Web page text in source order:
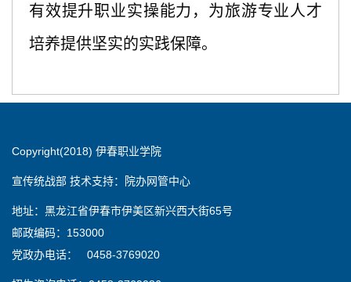
有效提升职业实操能力，为旅游专业人才
培养提供坚实的实践保障。
Copyright(2018) 伊春职业学院
宣传统战部 技术支持：院办网管中心
地址：黑龙江省伊春市伊美区新兴西大街65号
邮政编码：153000
党政办电话： 0458-3769020